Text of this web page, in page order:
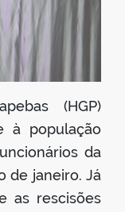
(HGP)
à população
da
de janeiro. Já
as rescisões